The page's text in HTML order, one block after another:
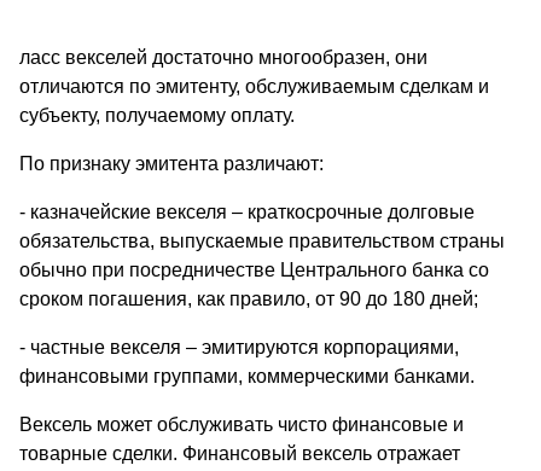
ласс векселей достаточно многообразен, они
отличаются по эмитенту, обслуживаемым сделкам и
субъекту, получаемому оплату.
По признаку эмитента различают:
- казначейские векселя – краткосрочные долговые
обязательства, выпускаемые правительством страны
обычно при посредничестве Центрального банка со
сроком погашения, как правило, от 90 до 180 дней;
- частные векселя – эмитируются корпорациями,
финансовыми группами, коммерческими банками.
Вексель может обслуживать чисто финансовые и
товарные сделки. Финансовый вексель отражает